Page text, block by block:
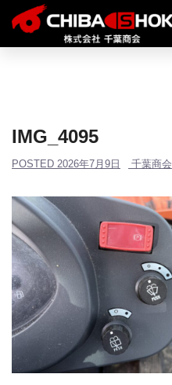
IMG_4095
POSTED 2026年7月9日 千葉商会